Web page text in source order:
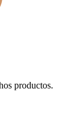
productos.